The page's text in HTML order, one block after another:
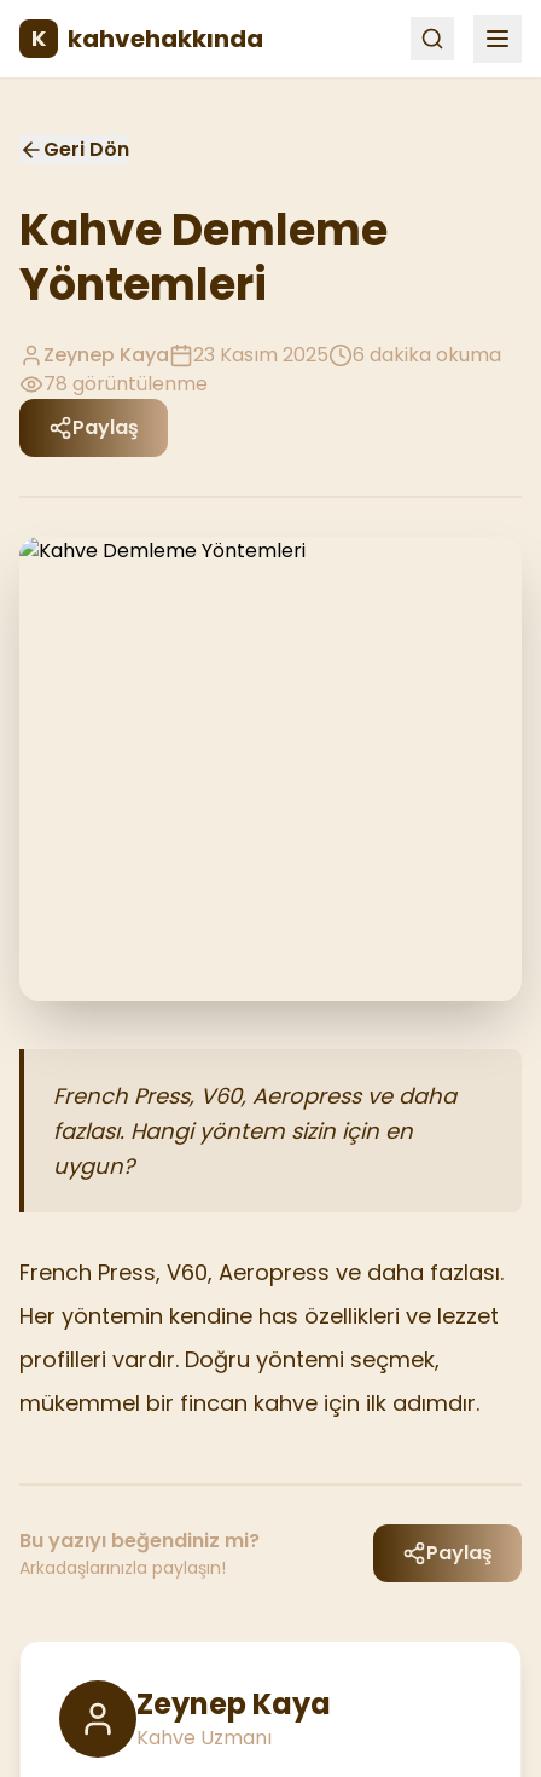
K kahvehakkında
Geri Dön
Kahve Demleme
Yöntemleri
Zeynep Kaya 23 Kasım 2025 6 dakika okuma
78 görüntülenme
Paylaş
French Press, V60, Aeropress ve daha
fazlası. Hangi yöntem sizin için en
uygun?
French Press, V60, Aeropress ve daha fazlası.
Her yöntemin kendine has özellikleri ve lezzet
profilleri vardır. Doğru yöntemi seçmek,
mükemmel bir fincan kahve için ilk adımdır.
Bu yazıyı beğendiniz mi?
Arkadaşlarınızla paylaşın!
Paylaş
Zeynep Kaya
Kahve Uzmanı